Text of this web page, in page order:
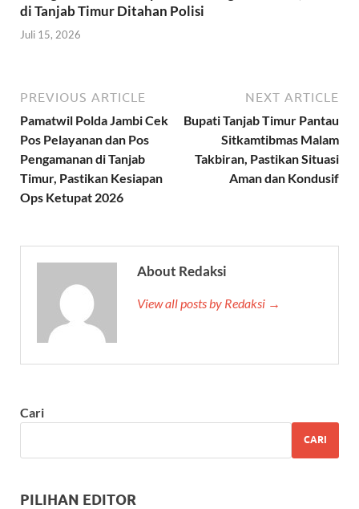
di Tanjab Timur Ditahan Polisi
Juli 15, 2026
PREVIOUS ARTICLE
Pamatwil Polda Jambi Cek
Pos Pelayanan dan Pos
Pengamanan di Tanjab
Timur, Pastikan Kesiapan
Ops Ketupat 2026
NEXT ARTICLE
Bupati Tanjab Timur Pantau
Sitkamtibmas Malam
Takbiran, Pastikan Situasi
Aman dan Kondusif
About Redaksi
View all posts by Redaksi →
Cari
CARI
PILIHAN EDITOR